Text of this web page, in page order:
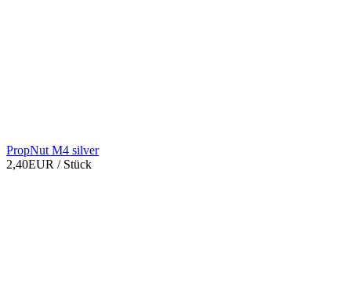
PropNut M4 silver
2,40EUR / Stück